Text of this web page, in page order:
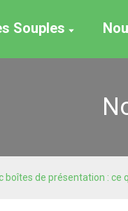
Souples
boîtes de présentation : ce